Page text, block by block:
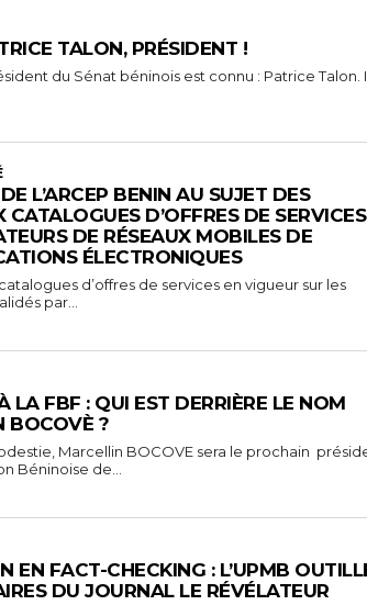
TALON, PRÉSIDENT !
du Sénat béninois est connu : Patrice Talon.
L’ARCEP BENIN AU SUJET DES
CATALOGUES D’OFFRES DE SERVICES
DE RÉSEAUX MOBILES DE
ÉLECTRONIQUES
d’offres de services en vigueur sur les
par...
LA FBF : QUI EST DERRIÈRE LE NOM
BOCOVÈ ?
Marcellin BOCOVE sera le prochain
Béninoise de...
EN FACT-CHECKING : L’UPMB
DU JOURNAL LE RÉVÉLATEUR